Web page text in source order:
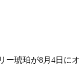
ー琥珀が8月4日にオ